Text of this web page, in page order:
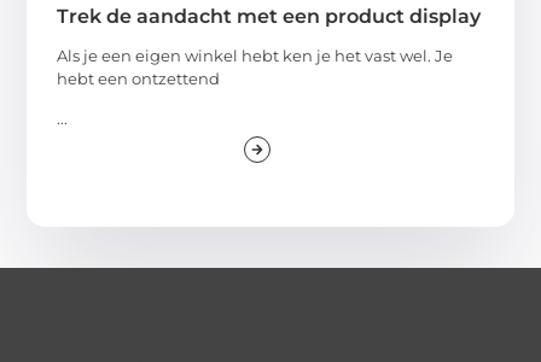
Trek de aandacht met een product display
Als je een eigen winkel hebt ken je het vast wel. Je
hebt een ontzettend
...